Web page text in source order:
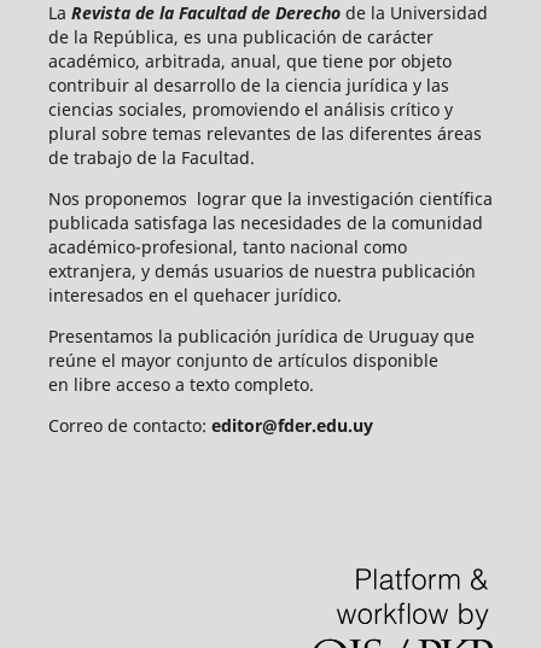
La Revista de la Facultad de Derecho de la Universidad
de la República, es una publicación de carácter
académico, arbitrada, anual, que tiene por objeto
contribuir al desarrollo de la ciencia jurídica y las
ciencias sociales, promoviendo el análisis crítico y
plural sobre temas relevantes de las diferentes áreas
de trabajo de la Facultad.
Nos proponemos lograr que la investigación científica
publicada satisfaga las necesidades de la comunidad
académico-profesional, tanto nacional como
extranjera, y demás usuarios de nuestra publicación
interesados en el quehacer jurídico.
Presentamos la publicación jurídica de Uruguay que
reúne el mayor conjunto de artículos disponible
en libre acceso a texto completo.
Correo de contacto: editor@fder.edu.uy